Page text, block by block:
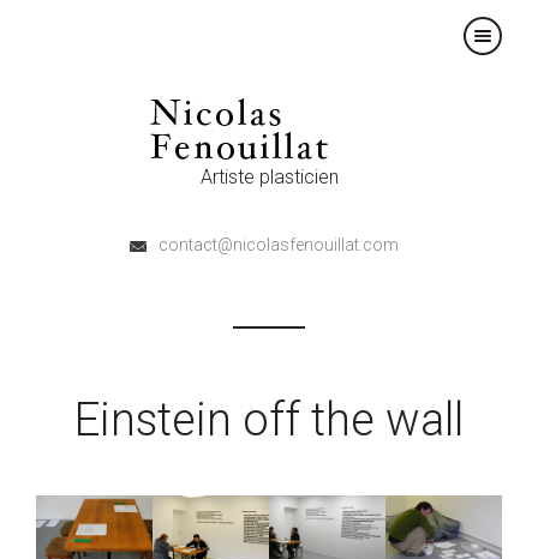
×
Artiste plasticien
contact@nicolasfenouillat.com
Einstein off the wall